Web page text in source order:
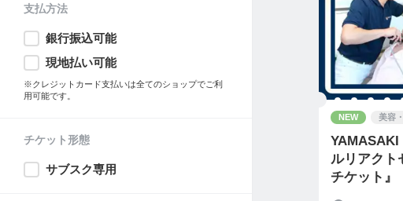
NEW 美容
YAMASAKI
ルリアクト
チケット』
支払方法
銀行振込可能
現地払い可能
※クレジットカード支払いは全てのショップでご利
用可能です。
チケット形態
サブスク専用